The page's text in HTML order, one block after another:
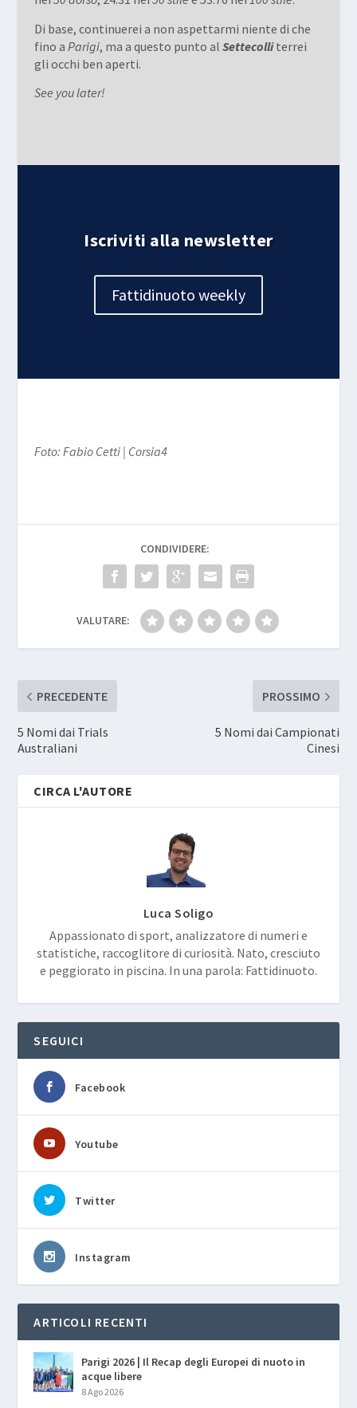
Di base, continuerei a non aspettarmi niente di che
fino a Parigi, ma a questo punto al Settecolliterrei
gli occhi ben aperti.
See you later!
Iscriviti alla newsletter
Fattidinuoto weekly
Foto: Fabio Cetti | Corsia4
CONDIVIDERE:
VALUTARE:
PRECEDENTE
5 Nomi dai Trials
Australiani
PROSSIMO
5 Nomi dai Campionati
Cinesi
CIRCA L'AUTORE
Luca Soligo
Appassionato di sport, analizzatore di numeri e
statistiche, raccoglitore di curiosità. Nato, cresciuto
e peggiorato in piscina. In una parola: Fattidinuoto.
SEGUICI
Facebook
Youtube
Twitter
Instagram
ARTICOLI RECENTI
Parigi 2026 | Il Recap degli Europei di nuoto in
acque libere
8 Ago 2026